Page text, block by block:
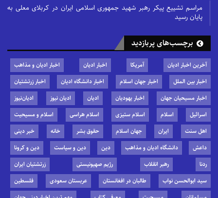
مراسم تشییع پیکر رهبر شهید جمهوری اسلامی ایران در کربلای معلی به
پایان رسید
برچسب‌های پربازدید
آخرین اخبار ادیان آمریکا اخبار ادیان
اخبار ادیان و مذاهب
اخبار بین الملل
اخبار جهان اسلام اخبار دانشگاه ادیان
اخبار زرتشتیان
اخبار مسیحیان جهان
اخبار یهودیان ادیان ادیان نیوز
ادیان‌نیوز
اسرائیل
اسلام اسلام ستیزی اسلام هراسی
اسلام و مسیحیت
اهل سنت
ایران جهان اسلام حقوق بشر خانه
خبر دینی
داعش
دانشگاه ادیان و مذاهب دین دین و سیاست
دین و کرونا
ردنا
رهبر انقلاب رژیم صهیونیستی
زرتشتیان ایران
سید ابوالحسن نواب
طالبان در افغانستان عربستان سعودی
فلسطین